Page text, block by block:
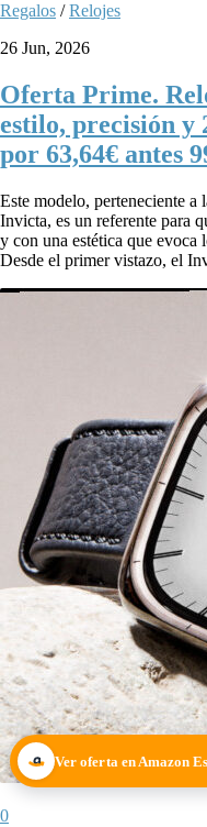
Regalos /Relojes
26 Jun, 2026
Oferta Prime.
estilo, precisión y
por 63,64€ antes
Este modelo, perteneciente
Invicta, es un referente para
y con una estética que evoca
Desde el primer vistazo, el
Ver oferta en Amazon
0